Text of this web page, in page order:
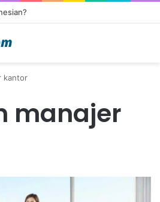
kantor
manajer